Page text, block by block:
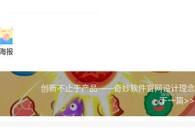
工艺，确保每一件产品都经得起时间的考验。
报
创新不止于产品——奇妙软件官网设计理念
下一篇>>